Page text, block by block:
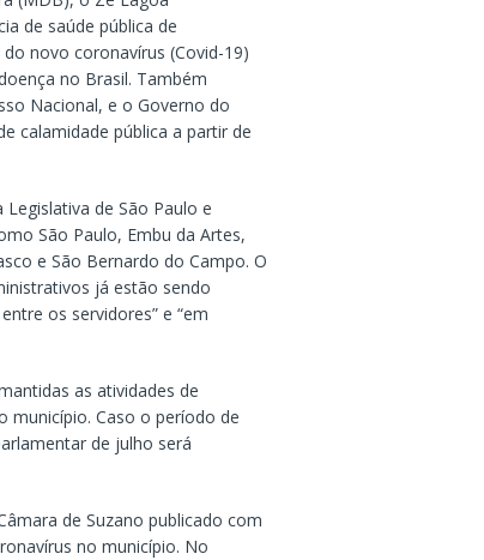
de saúde pública de
novo coronavírus (Covid-19)
no Brasil. Também
Nacional, e o Governo do
calamidade pública a partir de
de São Paulo e
São Paulo, Embu da Artes,
e São Bernardo do Campo. O
já estão sendo
os servidores” e “em
as atividades de
município. Caso o período de
de julho será
de Suzano publicado com
no município. No